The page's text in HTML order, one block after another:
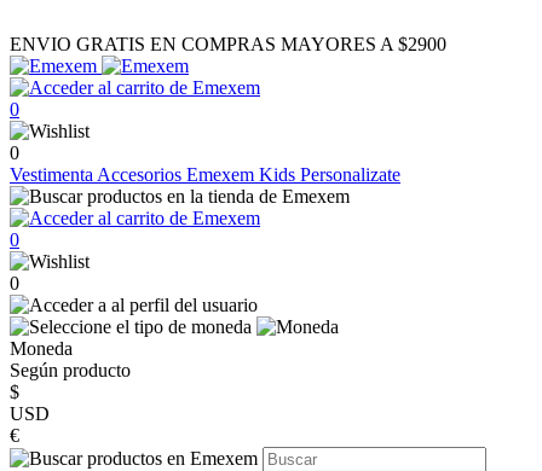
ENVIO GRATIS EN COMPRAS MAYORES A $2900
0
0
Vestimenta Accesorios Emexem Kids Personalizate
0
0
Moneda
Según producto
$
USD
€